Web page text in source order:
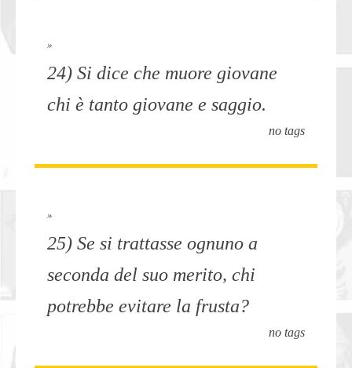
»
24) Si dice che muore giovane
chi è tanto giovane e saggio.
no tags
»
25) Se si trattasse ognuno a
seconda del suo merito, chi
potrebbe evitare la frusta?
no tags